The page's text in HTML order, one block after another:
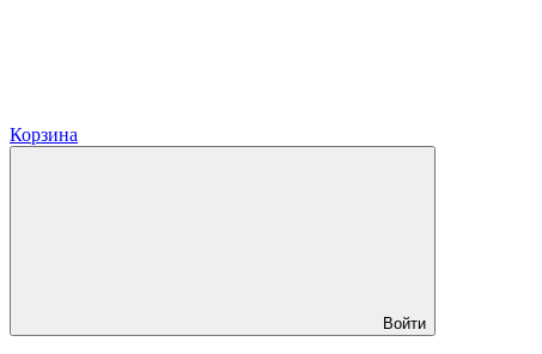
Корзина
Войти